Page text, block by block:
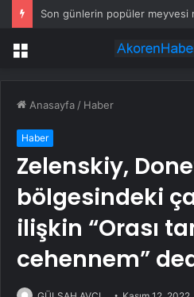
Menü
Anasayfa / Haber
Haber
Zelenskiy,
bölgesindeki
ilişkin “Orası
cehennem”